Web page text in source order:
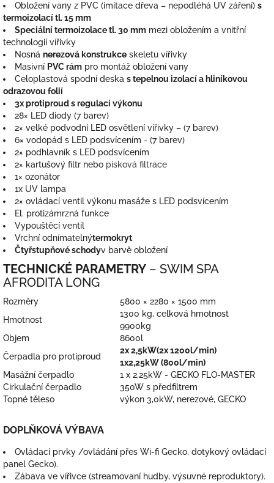
Obložení vany z PVC (imitace dřeva – nepodléhá UV záření) s
termoizolací tl. 15 mm
Speciální termoizolace tl. 30 mm mezi obložením a vnitřní
technologií vířivky
Nosná nerezová konstrukce skeletu vířivky
Masivní PVC rám pro montáž obložení vany
Celoplastová spodní deska s tepelnou izolací a hliníkovou
odrazovou folií
3x protiproud s regulací výkonu
28× LED diody (7 barev)
2× velké podvodní LED osvětlení vířivky – (7 barev)
6× vodopád s LED podsvícením - (7 barev)
2× podhlavník s LED podsvícením
2× kartušový filtr nebo písková filtrace
1× ozonátor
1x UV lampa
2× ovládací ventil výkonu masáže s LED podsvícením
El. protizámrzná funkce
Vypouštěcí ventil
Vrchní odnímatelnýtermokryt
Čtyřstupňové schodyv barvě obložení
TECHNICKÉ PARAMETRY – SWIM SPA
AFRODITA LONG
Rozměry
5800 × 2280 × 1500 mm
Hmotnost
1300 kg, celková hmotnost
9900kg
Objem
8600l
Čerpadla pro protiproud
2x 2,5kW(2x 1200l/min)
1x2,25kW (800l/min)
Masážní čerpadlo
1 x 2,25kW - GECKO FLO-MASTER
Cirkulační čerpadlo
350W s předfiltrem
Topné těleso
výkon 3,0kW, nerezové, GECKO
DOPLŇKOVÁ VÝBAVA
Ovládací prvky /ovládání přes Wi-fi Gecko, dotykový ovládací
panel Gecko).
Zábava ve vířivce (streamovaní hudby, výsuvné reproduktory).